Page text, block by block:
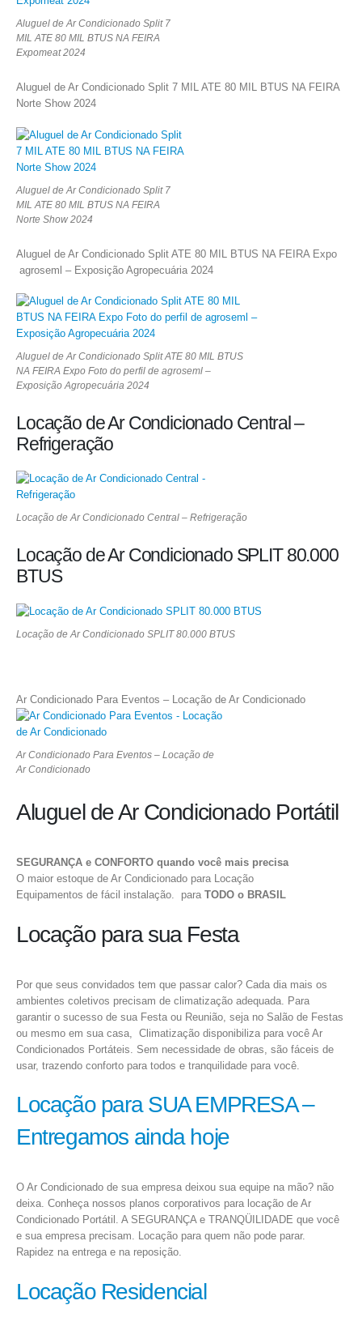
Aluguel de Ar Condicionado Split 7
MIL ATE 80 MIL BTUS NA FEIRA
Expomeat 2024
Aluguel de Ar Condicionado Split 7 MIL ATE 80 MIL BTUS NA FEIRA
Norte Show 2024
Aluguel de Ar Condicionado Split 7
MIL ATE 80 MIL BTUS NA FEIRA
Norte Show 2024
Aluguel de Ar Condicionado Split ATE 80 MIL BTUS NA FEIRA Expo
agroseml – Exposição Agropecuária 2024
Aluguel de Ar Condicionado Split ATE 80 MIL BTUS
NA FEIRA Expo Foto do perfil de agroseml –
Exposição Agropecuária 2024
Locação de Ar Condicionado Central –
Refrigeração
Locação de Ar Condicionado Central – Refrigeração
Locação de Ar Condicionado SPLIT 80.000
BTUS
Locação de Ar Condicionado SPLIT 80.000 BTUS
Ar Condicionado Para Eventos – Locação de Ar Condicionado
Ar Condicionado Para Eventos – Locação de
Ar Condicionado
Aluguel de Ar Condicionado Portátil
SEGURANÇA e CONFORTO quando você mais precisa
O maior estoque de Ar Condicionado para Locação
Equipamentos de fácil instalação. para TODO o BRASIL
Locação para sua Festa
Por que seus convidados tem que passar calor? Cada dia mais os
ambientes coletivos precisam de climatização adequada. Para
garantir o sucesso de sua Festa ou Reunião, seja no Salão de Festas
ou mesmo em sua casa, Climatização disponibiliza para você Ar
Condicionados Portáteis. Sem necessidade de obras, são fáceis de
usar, trazendo conforto para todos e tranquilidade para você.
Locação para SUA EMPRESA –
Entregamos ainda hoje
O Ar Condicionado de sua empresa deixou sua equipe na mão? não
deixa. Conheça nossos planos corporativos para locação de Ar
Condicionado Portátil. A SEGURANÇA e TRANQÜILIDADE que você
e sua empresa precisam. Locação para quem não pode parar.
Rapidez na entrega e na reposição.
Locação Residencial